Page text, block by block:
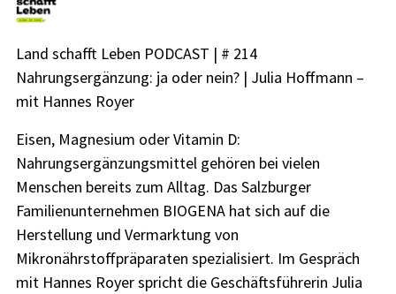
Land schafft Leben PODCAST | # 214
Nahrungsergänzung: ja oder nein? | Julia Hoffmann –
mit Hannes Royer
Eisen, Magnesium oder Vitamin D:
Nahrungsergänzungsmittel gehören bei vielen
Menschen bereits zum Alltag. Das Salzburger
Familienunternehmen BIOGENA hat sich auf die
Herstellung und Vermarktung von
Mikronährstoffpräparaten spezialisiert. Im Gespräch
mit Hannes Royer spricht die Geschäftsführerin Julia